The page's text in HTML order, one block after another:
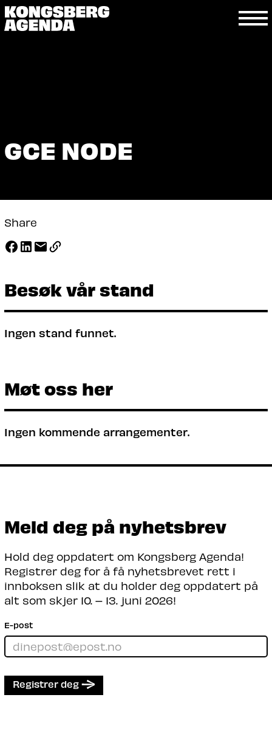
GCE NODE
Share
Besøk vår stand
Ingen stand funnet.
Møt oss her
Ingen kommende arrangementer.
Meld deg på nyhetsbrev
Hold deg oppdatert om Kongsberg Agenda!
Registrer deg for å få nyhetsbrevet rett i
innboksen slik at du holder deg oppdatert på
alt som skjer 10. – 13. juni 2026!
E-post
Registrer deg